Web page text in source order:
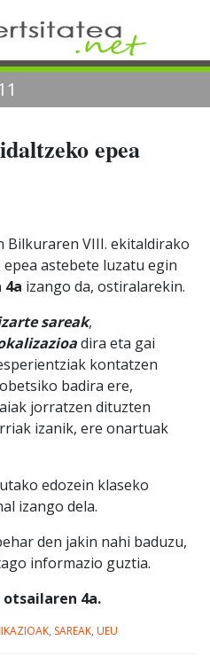
epea
Bilkuraren VIII. ekitaldirako
astebete luzatu egin
4a izango da, ostiralarekin.
sareak,
dira eta gai
kontatzen
badira ere,
jorratzen dituzten
izanik, ere onartuak
edozein klaseko
izango dela.
den jakin nahi baduzu,
informazio guztia.
4a.
, SAREAK, UEU